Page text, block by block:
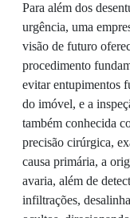
Para além dos
urgência, uma
visão de futuro
procedimento
evitar entupimentos
do imóvel, e a
também conhecida
precisão cirúrgica,
causa primária, a
avaria, além de
infiltrações,